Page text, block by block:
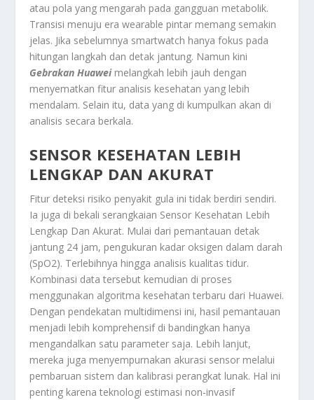
atau pola yang mengarah pada gangguan metabolik.
Transisi menuju era wearable pintar memang semakin
jelas. Jika sebelumnya smartwatch hanya fokus pada
hitungan langkah dan detak jantung. Namun kini
Gebrakan Huaweimelangkah lebih jauh dengan
menyematkan fitur analisis kesehatan yang lebih
mendalam. Selain itu, data yang di kumpulkan akan di
analisis secara berkala.
SENSOR KESEHATAN LEBIH
LENGKAP DAN AKURAT
Fitur deteksi risiko penyakit gula ini tidak berdiri sendiri.
Ia juga di bekali serangkaian Sensor Kesehatan Lebih
Lengkap Dan Akurat. Mulai dari pemantauan detak
jantung 24 jam, pengukuran kadar oksigen dalam darah
(SpO2). Terlebihnya hingga analisis kualitas tidur.
Kombinasi data tersebut kemudian di proses
menggunakan algoritma kesehatan terbaru dari Huawei.
Dengan pendekatan multidimensi ini, hasil pemantauan
menjadi lebih komprehensif di bandingkan hanya
mengandalkan satu parameter saja. Lebih lanjut,
mereka juga menyempurnakan akurasi sensor melalui
pembaruan sistem dan kalibrasi perangkat lunak. Hal ini
penting karena teknologi estimasi non-invasif